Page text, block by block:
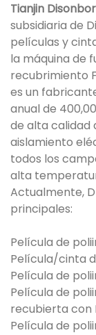
Tianjin
subsidiaria de
películas y
la máquina de
recubrimiento
es un
anual de
de alta calidad
aislamiento
todos los
alta
Actualmente,
principales:
Película de
Película/cinta
Película de
Película de
recubierta con
Película de